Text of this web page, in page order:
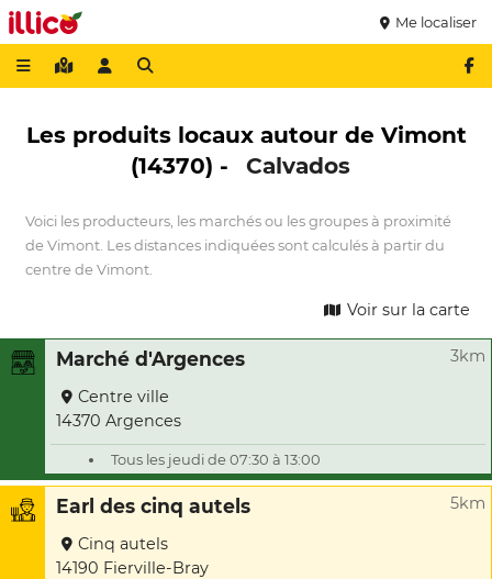
Me localiser
Les produits locaux autour de Vimont
(14370) -
Calvados
Voici les producteurs, les marchés ou les groupes à proximité
de Vimont. Les distances indiquées sont calculés à partir du
centre de Vimont.
Voir sur la carte
Marché d'Argences 3km
Centre ville
14370 Argences
Tous les jeudi de 07:30 à 13:00
Earl des cinq autels 5km
Cinq autels
14190 Fierville-Bray